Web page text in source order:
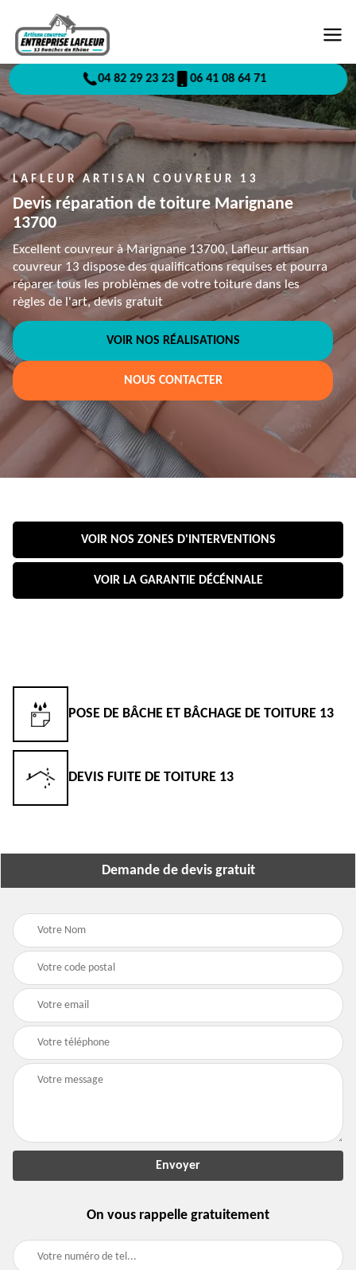
04 82 29 23 23 06 41 08 64 71
LAFLEUR ARTISAN COUVREUR 13
Devis réparation de toiture Marignane
13700
Excellent couvreur à Marignane 13700, Lafleur artisan
couvreur 13 dispose des qualifications requises et pourra
réparer tous les problèmes de votre toiture dans les
règles de l'art, devis gratuit
VOIR NOS RÉALISATIONS
NOUS CONTACTER
VOIR NOS ZONES D'INTERVENTIONS
VOIR LA GARANTIE DÉCÉNNALE
POSE DE BÂCHE ET BÂCHAGE DE TOITURE 13
DEVIS FUITE DE TOITURE 13
Demande de devis gratuit
On vous rappelle gratuitement